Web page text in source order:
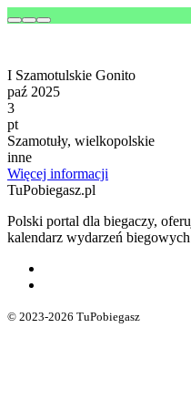
I Szamotulskie Gonito
paź 2025
3
pt
Szamotuły, wielkopolskie
inne
Więcej informacji
TuPobiegasz.pl
Polski portal dla biegaczy,
kalendarz wydarzeń
© 2023-2026 TuPobiegasz